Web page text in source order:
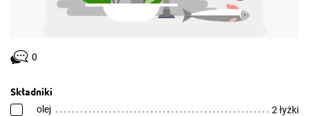
0
Składniki
olej 2 łyżki